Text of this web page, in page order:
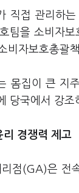
직접 관리하
팀을 소비자보
비자보호총괄
몸집이 큰 지
당국에서 강
리 경쟁력 제고
점(GA)은 전